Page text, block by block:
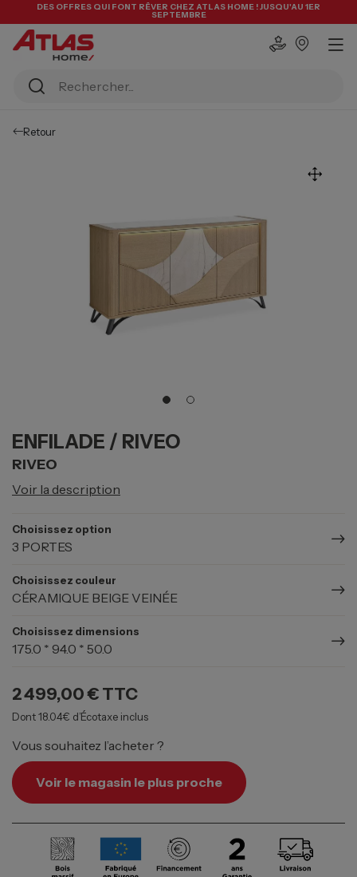
DES OFFRES QUI FONT RÊVER CHEZ ATLAS HOME ! JUSQU'AU 1ER
SEPTEMBRE
Retour
ENFILADE / RIVEO
RIVEO
Voir la description
Choisissez option
3 PORTES
Choisissez couleur
CÉRAMIQUE BEIGE VEINÉE
Choisissez dimensions
175.0 * 94.0 * 50.0
2 499,00 € TTC
Dont 18.04€ d’Écotaxe inclus
Vous souhaitez l’acheter ?
Voir le magasin le plus proche